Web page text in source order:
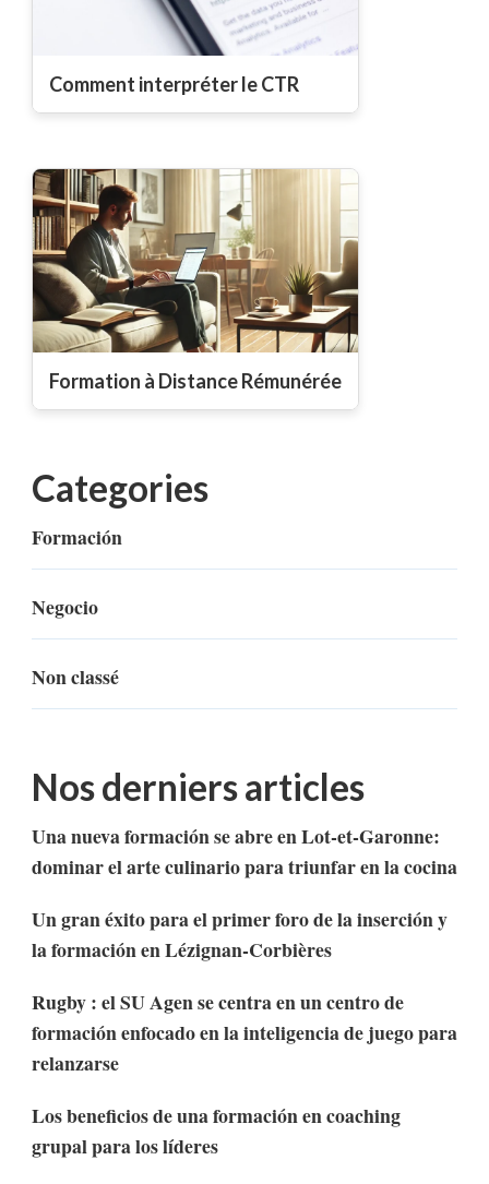
Comment interpréter le CTR
Formation à Distance Rémunérée
Categories
Formación
Negocio
Non classé
Nos derniers articles
Una nueva formación se abre en Lot-et-Garonne:
dominar el arte culinario para triunfar en la cocina
Un gran éxito para el primer foro de la inserción y
la formación en Lézignan-Corbières
Rugby : el SU Agen se centra en un centro de
formación enfocado en la inteligencia de juego para
relanzarse
Los beneficios de una formación en coaching
grupal para los líderes